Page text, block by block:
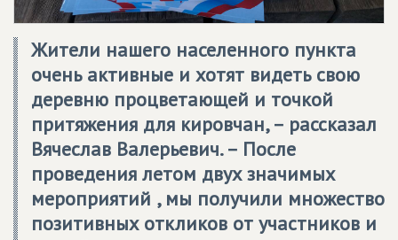
Жители нашего населенного пункта
очень активные и хотят видеть свою
деревню процветающей и точкой
притяжения для кировчан, – рассказал
Вячеслав Валерьевич. – После
проведения летом двух значимых
мероприятий , мы получили множество
позитивных откликов от участников и